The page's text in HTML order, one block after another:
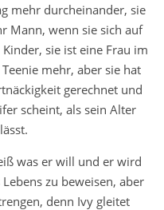
mehr durcheinander, sie
Mann, wenn sie sich auf
sie ist eine Frau im
mehr, aber sie hat
gerechnet und
scheint, als sein Alter
was er will und er wird
zu beweisen, aber
denn Ivy gleitet